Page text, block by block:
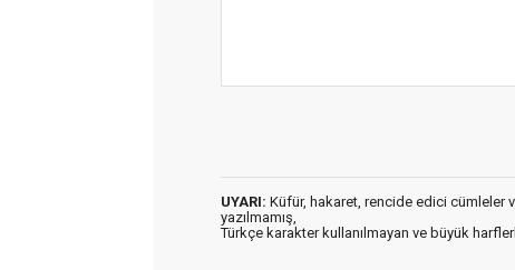
UYARI: Küfür, hakaret, rencide edici cümleler
yazılmamış,
Türkçe karakter kullanılmayan ve büyük